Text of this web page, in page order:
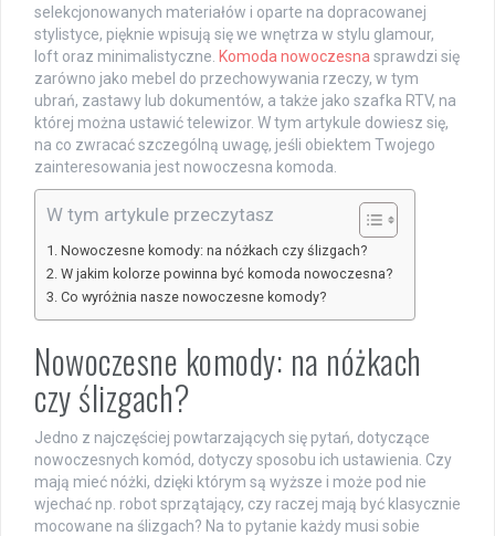
selekcjonowanych materiałów i oparte na dopracowanej
stylistyce, pięknie wpisują się we wnętrza w stylu glamour,
loft oraz minimalistyczne. Komoda nowoczesna sprawdzi się
zarówno jako mebel do przechowywania rzeczy, w tym
ubrań, zastawy lub dokumentów, a także jako szafka RTV, na
której można ustawić telewizor. W tym artykule dowiesz się,
na co zwracać szczególną uwagę, jeśli obiektem Twojego
zainteresowania jest nowoczesna komoda.
W tym artykule przeczytasz
Nowoczesne komody: na nóżkach czy ślizgach?
W jakim kolorze powinna być komoda nowoczesna?
Co wyróżnia nasze nowoczesne komody?
Nowoczesne komody: na nóżkach
czy ślizgach?
Jedno z najczęściej powtarzających się pytań, dotyczące
nowoczesnych komód, dotyczy sposobu ich ustawienia. Czy
mają mieć nóżki, dzięki którym są wyższe i może pod nie
wjechać np. robot sprzątający, czy raczej mają być klasycznie
mocowane na ślizgach? Na to pytanie każdy musi sobie